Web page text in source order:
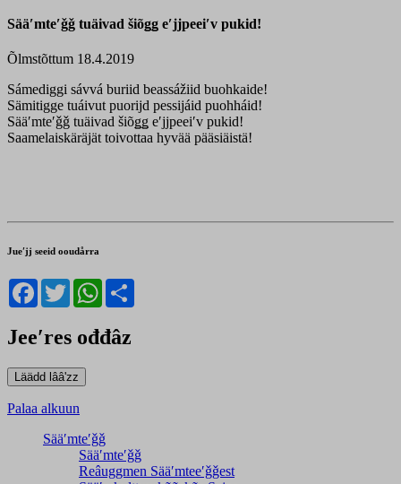
Sääʹmteʹǧǧ tuäivad šiõǥǥ eʹjjpeeiʹv pukid!
Õlmstõttum 18.4.2019
Sámediggi sávvá buriid beassážiid buohkaide!
Sämitigge tuáivut puorijd pessijáid puohháid!
Sääʹmteʹǧǧ tuäivad šiõǥǥ eʹjjpeeiʹv pukid!
Saamelaiskäräjät toivottaa hyvää pääsiäistä!
Jueʹjj seeid ooudårra
Facebook
TwitterWhatsApp
Jeeʹres ođđâz
Palaa alkuun
Sääʹmteʹǧǧ
Sääʹmteʹǧǧ
Reâuggmen Sääʹmteeʹǧǧest